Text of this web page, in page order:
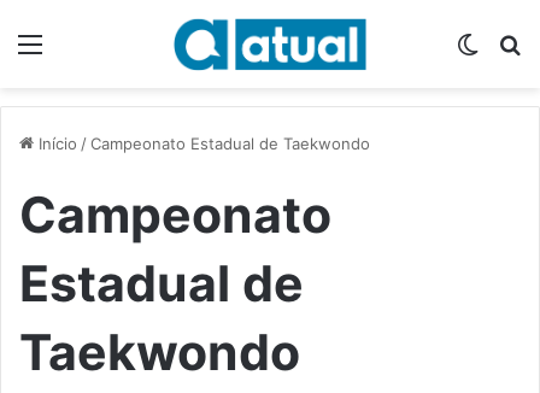
Início /Campeonato Estadual de Taekwondo
Campeonato
Estadual de
Taekwondo